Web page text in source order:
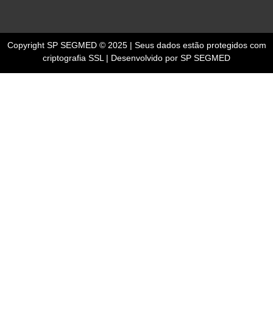
Copyright SP SEGMED © 2025 | Seus dados estão protegidos com
criptografia SSL | Desenvolvido por SP SEGMED